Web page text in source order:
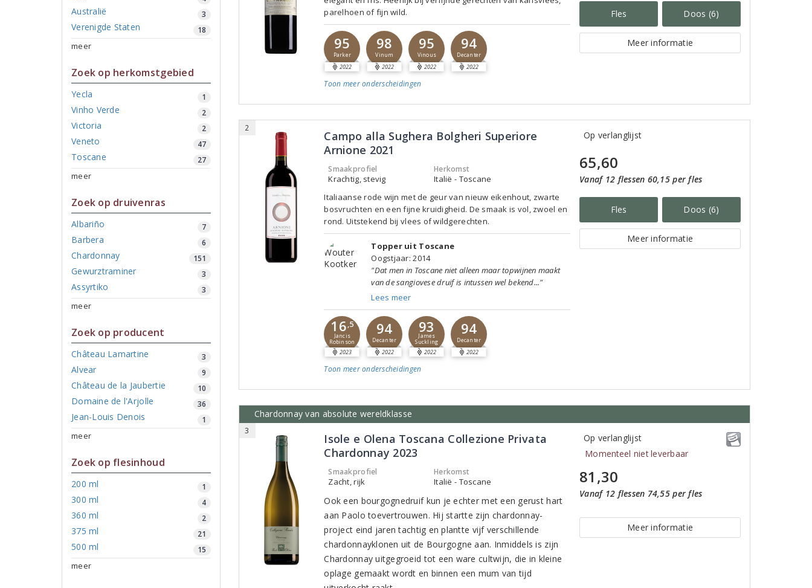
Australië 3
Verenigde Staten 18
meer
Zoek op herkomstgebied
Yecla 1
Vinho Verde 2
Victoria 2
Veneto 47
Toscane 27
meer
Zoek op druivenras
Albariño 7
Barbera 6
Chardonnay 151
Gewurztraminer 3
Assyrtiko 3
meer
Zoek op producent
Château Lamartine 3
Alvear 9
Château de la Jaubertie 10
Domaine de l'Arjolle 36
Jean-Louis Denois 1
meer
Zoek op flesinhoud
200 ml 1
300 ml 4
360 ml 2
375 ml 21
500 ml 15
meer
parelhoen of fijn wild.
95
Parker
2022
98
Vinum
2022
95
Vinous
2022
94
Decanter
2022
Toon meeronderscheidingen
Fles Doos (6)
Meer informatie
2
Campo alla Sughera Bolgheri Superiore
Arnione 2021
Smaakprofiel
Krachtig, stevig
Herkomst
Italië - Toscane
Italiaanse rode wijn met de geur van nieuw eikenhout, zwarte
bosvruchten en een fijne kruidigheid. De smaak is vol, zwoel en
rond. Uitstekend bij vlees of wildgerechten.
Topper uit Toscane
Oogstjaar: 2014
"Dat men in Toscane niet alleen maar topwijnen maakt
van de sangiovese druif is intussen wel bekend..."
Lees meer
16,5
Jancis
Robinson
2023
94
Decanter
2022
93
James
Suckling
2022
94
Decanter
2022
Toon meeronderscheidingen
Op verlanglijst
65,60
Vanaf 12 flessen 60,15 per fles
Fles Doos (6)
Meer informatie
Chardonnay van absolute wereldklasse
3
Isole e Olena Toscana Collezione Privata
Chardonnay 2023
Smaakprofiel
Zacht, rijk
Herkomst
Italië - Toscane
Ook een bourgognedruif kun je echter met een gerust hart
aan Paolo toevertrouwen. Hij startte zijn chardonnay-
project eind jaren tachtig en plantte vijf verschillende
chardonnayklonen uit de Bourgogne aan. Inmiddels is zijn
Chardonnay uitgegroeid tot een ware cultwijn, die in kleine
oplage gemaakt wordt en binnen een mum van tijd
Op verlanglijst
Momenteel niet leverbaar
81,30
Vanaf 12 flessen 74,55 per fles
Meer informatie